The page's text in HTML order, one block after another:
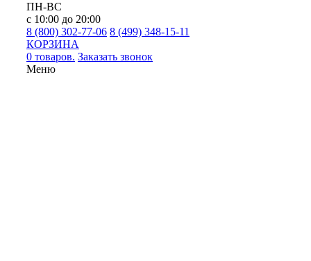
ПН-ВС
с 10:00 до 20:00
8 (800) 302-77-06 8 (499) 348-15-11
КОРЗИНА
0 товаров. Заказать звонок
Меню